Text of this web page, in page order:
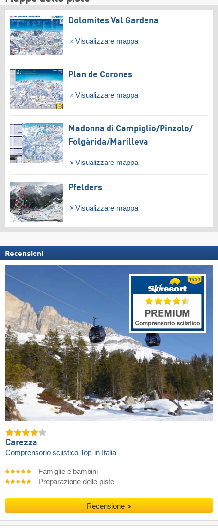
Dolomites Val Gardena
Visualizzare mappa
Plan de Corones
Visualizzare mappa
Madonna di Campiglio/​Pinzolo/​
Folgàrida/​Marilleva
Visualizzare mappa
Pfelders
Visualizzare mappa
Recensioni
Carezza
Comprensorio sciistico Top in Italia
Famiglie e bambini
Preparazione delle piste
Recensione